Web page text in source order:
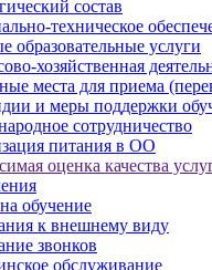
состав
техническое
образовательные услуги
хозяйственная
места для приема
и меры поддержки
сотрудничество
питания в ОО
оценка качества
обучение
к внешнему виду
звонков
обслуживание